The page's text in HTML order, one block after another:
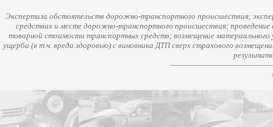
Экспертиза обстоятельств дорожно-транспортного происшествия;
средствах и месте дорожно-транспортного происшествия;
товарной стоимости транспортных средств; возмещение
ущерба (в т.ч. вреда здоровью) с виновника ДТП сверх страхового